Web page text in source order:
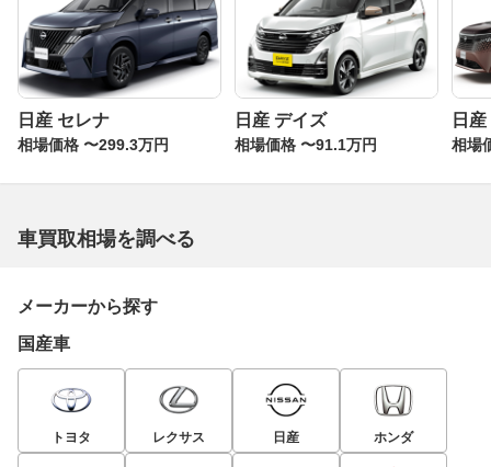
日産 セレナ
相場価格 〜299.3万円
日産 デイズ
相場価格 〜91.1万円
日
相場
車買取相場を調べる
メーカーから探す
国産車
トヨタ レクサス 日産 ホンダ